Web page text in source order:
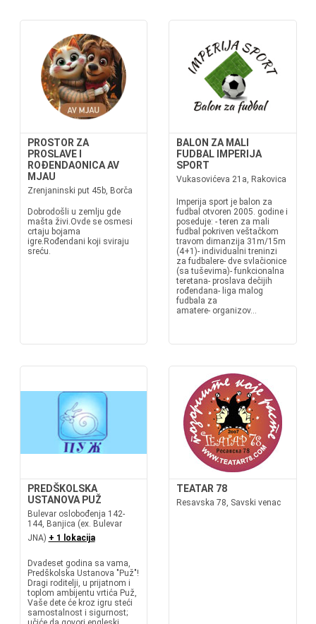
PROSTOR ZA
PROSLAVE I
ROĐENDAONICA AV
MJAU
Zrenjaninski put 45b, Borča
Dobrodošli u zemlju gde
mašta živi.Ovde se osmesi
crtaju bojama
igre.Rođendani koji sviraju
sreću.
BALON ZA MALI
FUDBAL IMPERIJA
SPORT
Vukasovićeva 21a, Rakovica
Imperija sport je balon za
fudbal otvoren 2005. godine i
poseduje: - teren za mali
fudbal pokriven veštačkom
travom dimanzija 31m/15m
(4+1)- individualni treninzi
za fudbalere- dve svlačionice
(sa tuševima)- funkcionalna
teretana- proslava dečijih
rođendana- liga malog
fudbala za
amatere- organizov...
PREDŠKOLSKA
USTANOVA PUŽ
Bulevar oslobođenja 142-
144, Banjica (ex. Bulevar
JNA) + 1 lokacija
Dvadeset godina sa vama,
Predškolska Ustanova "Puž"!
Dragi roditelji, u prijatnom i
toplom ambijentu vrtića Puž,
Vaše dete će kroz igru steći
samostalnost i sigurnost;
TEATAR 78
Resavska 78, Savski venac